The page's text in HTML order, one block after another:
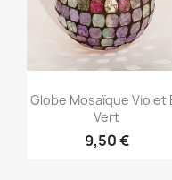
 Aperçu rapide
Globe Mosaïque Violet
Vert
9,50 €